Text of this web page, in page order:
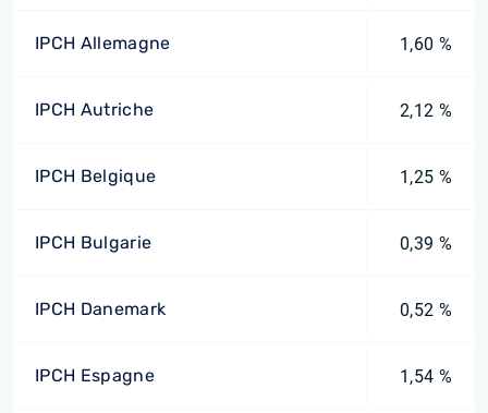
IPCH Allemagne 1,60 %
IPCH Autriche 2,12 %
IPCH Belgique 1,25 %
IPCH Bulgarie 0,39 %
IPCH Danemark 0,52 %
IPCH Espagne 1,54 %